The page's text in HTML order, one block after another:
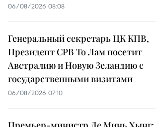
06/08/2026 08:08
Генеральный секретарь ЦК КПВ,
Президент СРВ То Лам посетит
Австралию и Новую Зеландию с
государственными визитами
06/08/2026 07:10